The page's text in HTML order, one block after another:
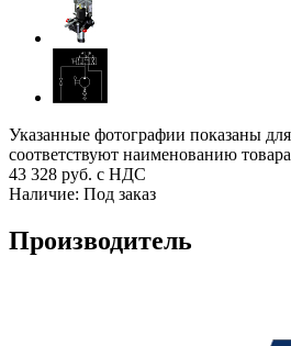
Указанные фотографии показаны
соответствуют наименованию
43 328 руб. с НДС
Наличие: Под заказ
Производитель